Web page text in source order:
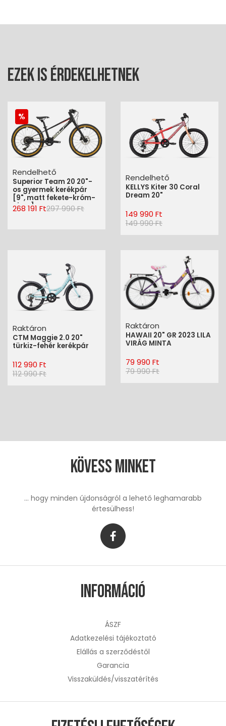
Ezek is érdekelhetnek
Rendelhető
Superior Team 20 20"-
os gyermek kerékpár
[9", matt fekete-króm-
piros]
268 191 Ft297 990 Ft
Rendelhető
KELLYS Kiter 30 Coral
Dream 20"
149 990 Ft
149 990 Ft
Raktáron
CTM Maggie 2.0 20"
türkiz-fehér kerékpár
112 990 Ft
112 990 Ft
Raktáron
HAWAII 20" GR 2023 LILA
VIRÁG MINTA
79 990 Ft
79 990 Ft
Kövess minket
... hogy minden újdonságról a lehető leghamarabb
értesülhess!
Információ
ÁSZF
Adatkezelési tájékoztató
Elállás a szerződéstől
Garancia
Visszaküldés/visszatérítés